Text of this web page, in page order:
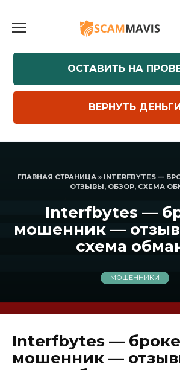
содержанию
ОСТАВИТЬ НА
ВЕРНУТЬ
ГЛАВНАЯ СТРАНИЦА » INTERFBYTES —
ОТЗЫВЫ, ОБЗОР, СХЕМА
Interfbytes —
мошенник —
схема
МОШЕННИКИ
Interfbytes —
мошенник —